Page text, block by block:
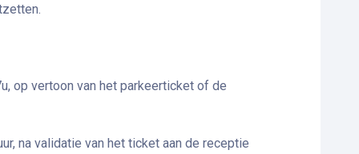
op vertoon van het parkeerticket of de
na validatie van het ticket aan de receptie